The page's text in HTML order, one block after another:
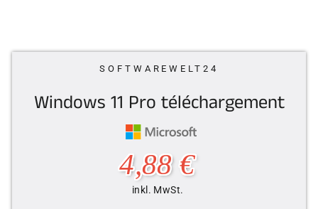
SOFTWAREWELT24
Windows 11 Pro téléchargement
4,88 €
inkl. MwSt.